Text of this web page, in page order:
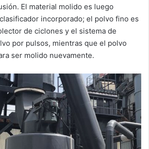
El material molido es luego
incorporado; el polvo fino es
de ciclones y el sistema de
por pulsos, mientras que el polvo
ser molido nuevamente.